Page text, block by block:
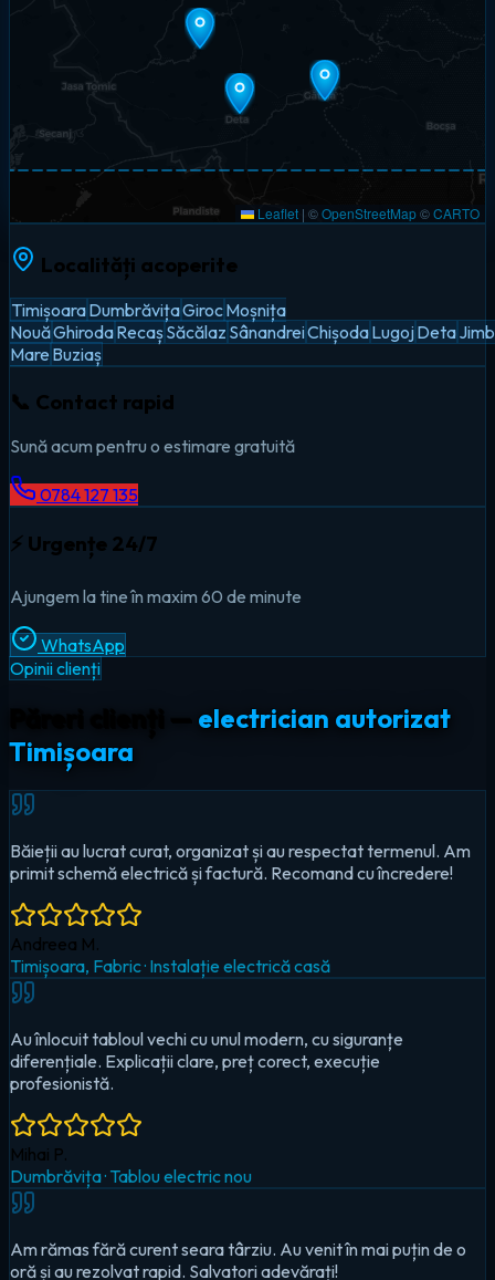
Leaflet | ©OpenStreetMap©CARTO
Localități acoperite
TimișoaraDumbrăvițaGirocMoșnița
NouăGhirodaRecașSăcălaz SânandreiChișodaLugojDeta
Mare Buziaș
📞 Contact rapid
Sună acum pentru o estimare gratuită
0784 127 135
⚡ Urgențe 24/7
Ajungem la tine în maxim 60 de minute
WhatsApp
Opinii clienți
electrician autorizat
Timișoara
Au înlocuit tabloul vechi cu unul modern, cu siguranțe
diferențiale. Explicații clare, preț corect, execuție
Mihai P.
Dumbrăvița
Am rămas fără curent seara târziu. Au venit în mai puțin de o
oră și au rezolvat rapid. Salvatori adevărați!
Cristina D.
Timișoara, Circumvalațiunii·Urgență — pană totală
Au montat iluminat LED în toată casa și un sistem smart pentru
controlul de pe telefon. Foarte mulțumit!